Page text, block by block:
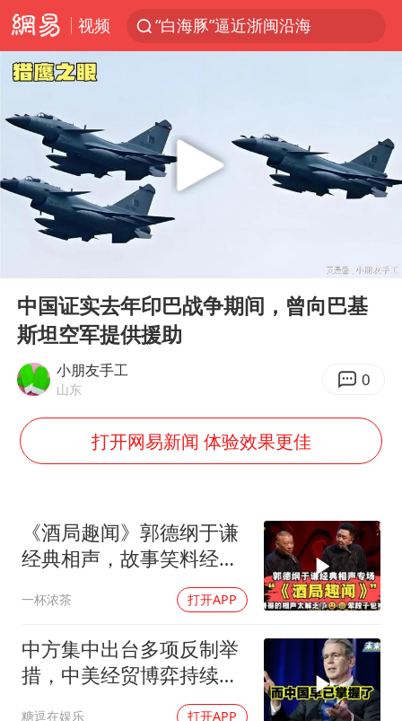
视频
“白海豚”逼近浙闽沿海
以军士兵把枪口对准中国记者
方桃子代言广告视频已下架
浙江省发出今年第2号指挥长令
拜登癌症已扩散
河南刑案嫌犯被抓 逃窜时伤害多人
选专业别因“热门”窄化“热爱”
三警齐发！多地10级以上雷暴大风
吴宜泽回应晋级中国赛16强
上半年国内手机销量TOP30出炉
杭州全市有序停课
中国代表队首次参加国际核科学奥赛 获一金三银
乐享全民健身 共筑健康中国
Play
中国证实去年印巴战争期间，曾向巴基
斯坦空军提供援助
小朋友手工
山东 0
打开网易新闻 体验效果更佳
《酒局趣闻》郭德纲于谦
经典相声，故事笑料经典
一杯浓茶 打开APP
中方集中出台多项反制举
措，中美经贸博弈持续升
糖逗在娱乐 打开APP